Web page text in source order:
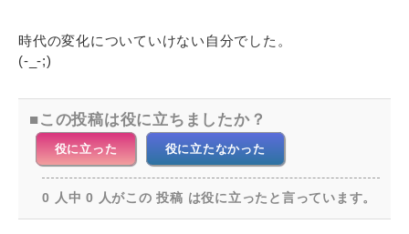
時代の変化についていけない自分でした。
(-_-;)
この投稿は役に立ちましたか？
役に立った 役に立たなかった
0 人中 0 人がこの 投稿 は役に立ったと言っています。